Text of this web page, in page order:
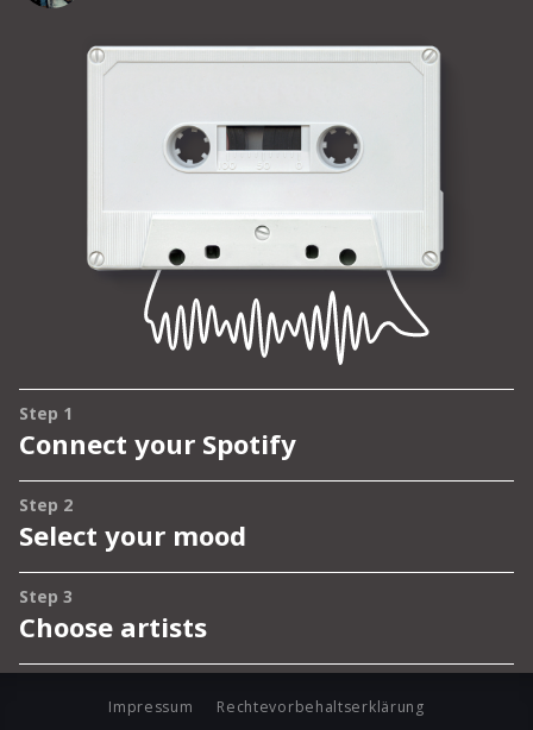
Impressum Rechtevorbehaltserklärung